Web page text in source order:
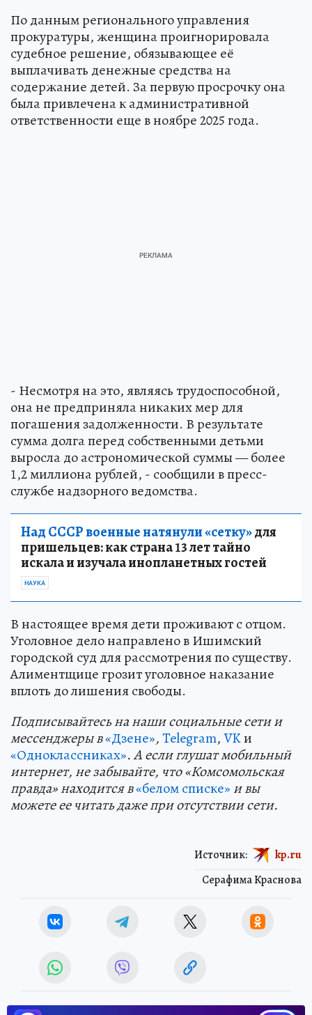
По данным регионального управления
прокуратуры, женщина проигнорировала
судебное решение, обязывающее её
выплачивать денежные средства на
содержание детей. За первую просрочку она
была привлечена к административной
ответственности еще в ноябре 2025 года.
- Несмотря на это, являясь трудоспособной,
она не предприняла никаких мер для
погашения задолженности. В результате
сумма долга перед собственными детьми
выросла до астрономической суммы — более
1,2 миллиона рублей, - сообщили в пресс-
службе надзорного ведомства.
Над СССР военные натянули «сетку»для
пришельцев: как страна 13 лет тайно
искала и изучала инопланетных гостей
НАУКА
В настоящее время дети проживают с отцом.
Уголовное дело направлено в Ишимский
городской суд для рассмотрения по существу.
Алиментщице грозит уголовное наказание
вплоть до лишения свободы.
Подписывайтесь на наши социальные сети и
мессенджеры в«Дзене»,Telegram,VKи
«Одноклассниках». А если глушат мобильный
интернет, не забывайте, что «Комсомольская
правда» находится в«белом списке» и вы
можете ее читать даже при отсутствии сети.
Серафима Краснова
Источник: kp.ru